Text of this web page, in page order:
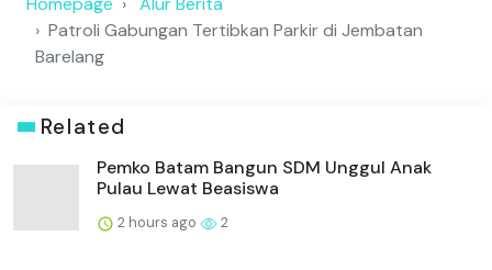
Patroli Gabungan Tertibkan Parkir di Jembatan
Barelang
Related
Pemko Batam Bangun SDM Unggul Anak
Pulau Lewat Beasiswa
2 hours ago 2